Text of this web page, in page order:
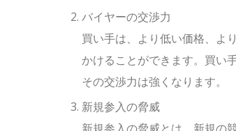
バイヤーの交渉力
買い手は、より低い価格、よ
かけることができます。買い
その交渉力は強くなります。
新規参入の脅威